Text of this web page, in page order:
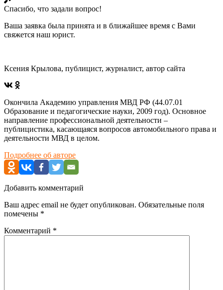
Спасибо, что задали вопрос!
Ваша заявка была принята и в ближайшее время с Вами
свяжется наш юрист.
Ксения Крылова, публицист, журналист, автор сайта
Окончила Академию управления МВД РФ (44.07.01
Образование и педагогические науки, 2009 год). Основное
направление профессиональной деятельности –
публицистика, касающаяся вопросов автомобильного права и
деятельности МВД в целом.
Подробнее об авторе
Добавить комментарий
Ваш адрес email не будет опубликован. Обязательные поля
помечены *
Комментарий *